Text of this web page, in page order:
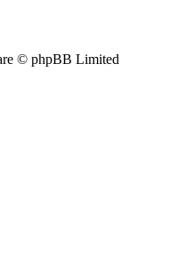
© phpBB Limited